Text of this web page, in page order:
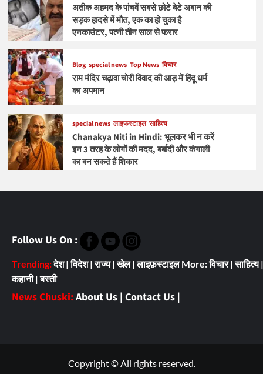
अतीक अहमद के पांचवें सबसे छोटे बेटे अबान की
सड़क हादसे में मौत, एक का हो चुका है
एनकाउंटर, पत्नी तीन साल से फरार
Blog special news Top News विचार
राम मंदिर चढ़ावा चोरी विवाद की आड़ में हिंदू धर्म
का अपमान
special news लाइफस्टाइल साहित्य
Chanakya Niti in Hindi: भूलकर भी न करें
इन 3 तरह के लोगों की मदद, बर्बादी और कंगाली
का बन सकते हैं शिकार
Follow Us On :
Trending:देश|विदेश|राज्य|खेल|लाइफ़स्टाइल More:विचार|साहित्य|
कहानी|बस्ती
News Chuski:About Us | Contact Us |
Copyright © All rights reserved.